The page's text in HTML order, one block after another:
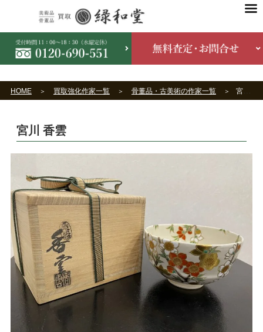
HOME 買取強化作家一覧 骨董品・古美術の作家一覧 宮川 香雲
宮川 香雲